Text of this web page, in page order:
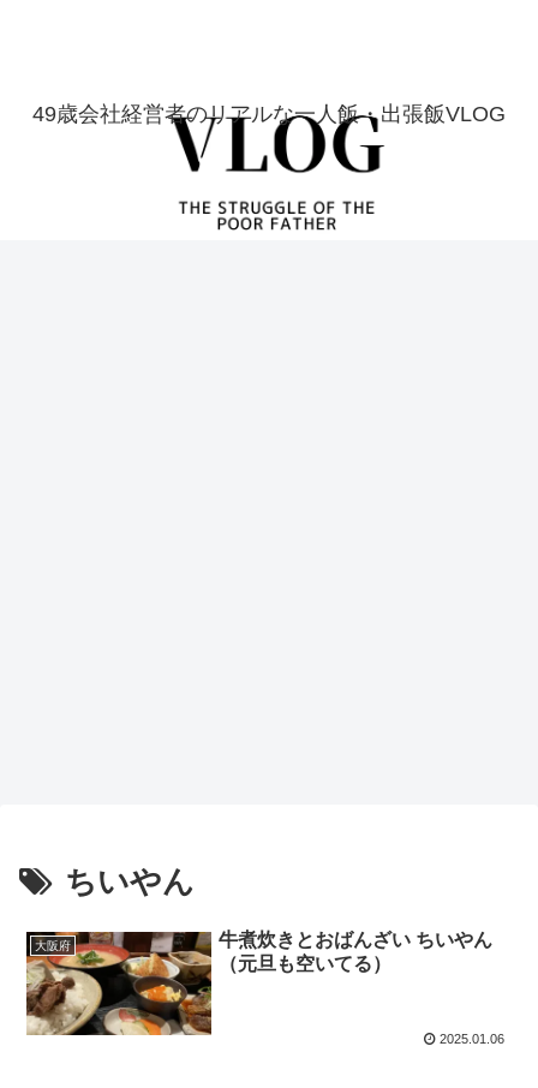
49歳会社経営者のリアルな一人飯・出張飯VLOG
ちいやん
大阪府
牛煮炊きとおばんざい ちいやん
（元旦も空いてる）
2025.01.06